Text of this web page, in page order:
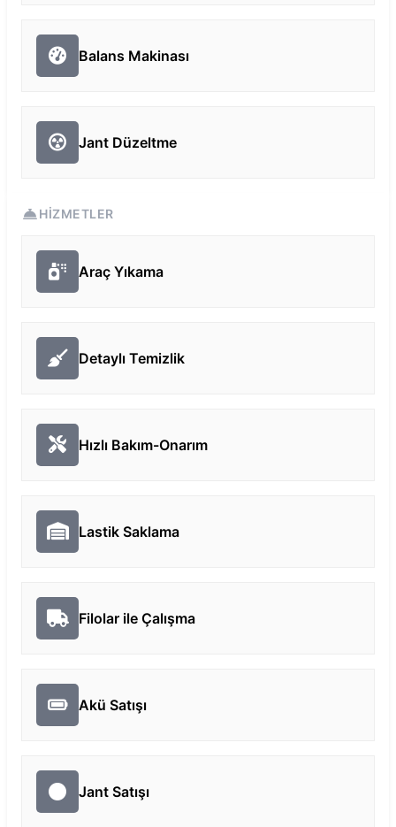
Balans Makinası
Jant Düzeltme
HIZMETLER
Araç Yıkama
Detaylı Temizlik
Hızlı Bakım-Onarım
Lastik Saklama
Filolar ile Çalışma
Akü Satışı
Jant Satışı